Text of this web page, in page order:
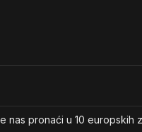
nas pronaći u 10 europskih